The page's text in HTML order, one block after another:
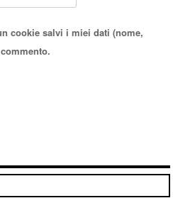
cookie salvi i miei dati (nome,